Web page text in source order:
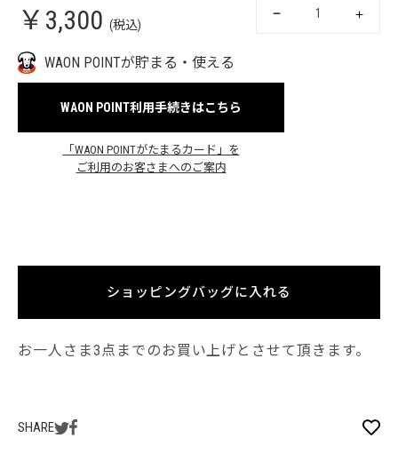
￥3,300 (税込)
WAON POINTが貯まる・使える
WAON POINT利用手続きはこちら
「WAON POINTがたまるカード」を
ご利用のお客さまへのご案内
ショッピングバッグに入れる
お一人さま3点までのお買い上げとさせて頂きます。
SHARE